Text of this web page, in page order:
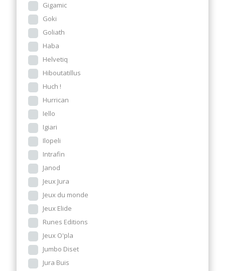
Gigamic
Goki
Goliath
Haba
Helvetiq
Hiboutatillus
Huch !
Hurrican
Iello
Igiari
Ilopeli
Intrafin
Janod
Jeux Jura
Jeux du monde
Jeux Elide
Runes Editions
Jeux O'pla
Jumbo Diset
Jura Buis